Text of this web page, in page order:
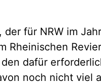
der für NRW im
Rheinischen
dafür
noch nicht viel